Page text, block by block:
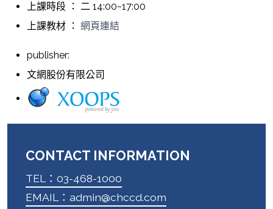
上課時段 ： 二 14:00~17:00
上課教材 ： 網頁連結
publisher:
文網股份有限公司
CONTACT INFORMATION
TEL：03-468-1000
EMAIL：admin@chccd.com